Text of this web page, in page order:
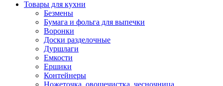
Товары для кухни
Безмены
Бумага и фольга для выпечки
Воронки
Доски разделочные
Дуршлаги
Емкости
Ершики
Контейнеры